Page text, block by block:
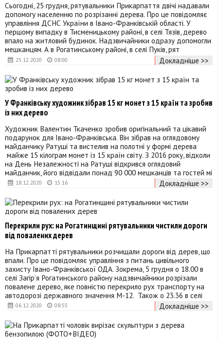
25.12.2020 08:00
Сьогодні, 25 грудня, рятувальники Прикарпаття двічі надавали
допомогу населенню по розрізанні дерева. Про це повідомляє
управління ДСНС України в Івано-Франківській області. У
першому випадку в Тисменицькому районі, в селі Тязів, дерево
впало на житловий будинок. Надзвичайники одразу допомогли
мешканцям. А в Рогатинському районі, в селі Пуків, рят
Докладніше >>
18.12.2020 15:16
У Франківську художник зібрав 15 кг монет з 15 країн та зробив
із них дерево
Художник Валентин Ткаченко зробив оригінальний та цікавий
подарунок для Івано-Франківська. Він зібрав на оглядовому
майданчику Ратуші та вистелив на полотні у формі дерева
майже 15 кілограм монет із 15 країн світу. З 2016 року, відколи
на День Незалежності на Ратуші відкрився оглядовий
майданчик, його відвідали понад 90 000 мешканців та гостей мі
Докладніше >>
06.12.2020 08:55
Перекрили рух: на Рогатинщині рятувальники чистили дороги
від повалених дерев
На Прикарпатті рятувальники розчищали дороги від дерев, що
впали. Про це повідомляє управління з питань цивільного
захисту Івано-Франківської ОДА. Зокрема, 5 грудня о 18.00 в
селі Загір’я Рогатинського району надзвичайники розрізали
повалене дерево, яке повністю перекрило рух транспорту на
автодорозі державного значення М-12. Також о 23.36 в селі
Докладніше >>